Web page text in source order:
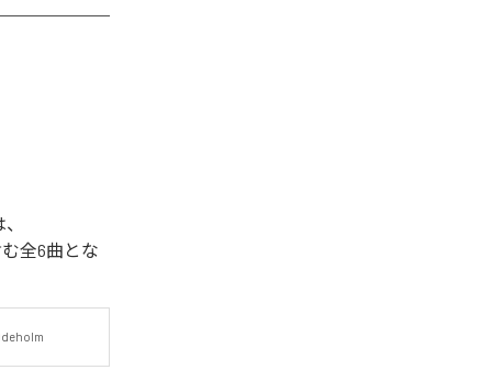
む全6曲とな